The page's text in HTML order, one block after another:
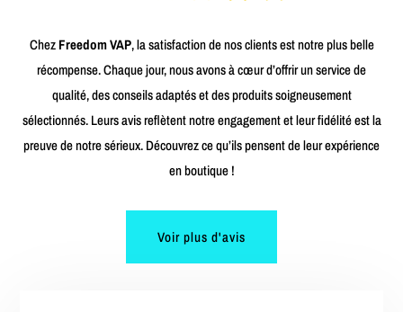
ChezFreedom VAP, la satisfaction de nos clients est notre plus belle
récompense. Chaque jour, nous avons à cœur d’offrir un service de
qualité, des conseils adaptés et des produits soigneusement
sélectionnés. Leurs avis reflètent notre engagement et leur fidélité est la
preuve de notre sérieux. Découvrez ce qu’ils pensent de leur expérience
en boutique !
Voir plus d'avis